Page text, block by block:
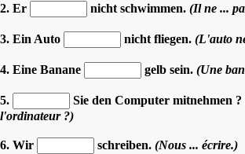
2. Er nicht schwimmen. (Il ne ...
3. Ein Auto nicht fliegen. (L'auto
4. Eine Banane gelb sein. (Une
5. Sie den Computer mitnehmen ?
l'ordinateur ?)
6. Wir schreiben. (Nous ... écrire.)